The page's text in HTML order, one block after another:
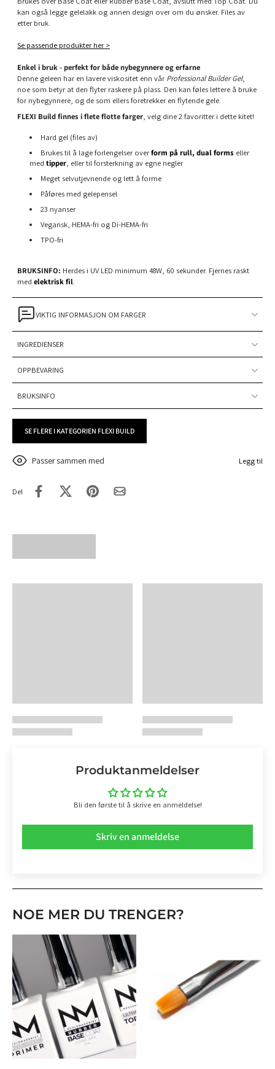
kan også legge gelelakk og annen design over om du ønsker. Files av
etter bruk.
Se passende produkter her >
Enkel i bruk - perfekt for både nybegynnere og erfarne
Denne geleen har en lavere viskositet enn vårProfessional Builder Gel,
noe som betyr at den flyter raskere på plass. Den kan føles lettere å bruke
for nybegynnere, og de som ellers foretrekker en flytende gele.
FLEXI Build finnes i flete flotte farger, velg dine 2 favoritter i dette kitet!
Hard gel (files av)
Brukes til å lage forlengelser overform på rull, dual formseller
med tipper, eller til forsterkning av egne negler
Meget selvutjevnende og lett å forme
Påføres med gelepensel
23 nyanser
Vegansk, HEMA-fri og Di-HEMA-fri
TPO-fri
BRUKSINFO: Herdes i UV LED minimum 48W, 60 sekunder. Fjernes raskt
med elektrisk fil.
VIKTIG INFORMASJON OM FARGER
INGREDIENSER
OPPBEVARING
BRUKSINFO
SE FLERE I KATEGORIEN FLEXI BUILD
Passer sammen med Legg til
Del
Produktanmeldelser
Bli den første til å skrive en anmeldelse!
Skriv en anmeldelse
NOE MER DU TRENGER?